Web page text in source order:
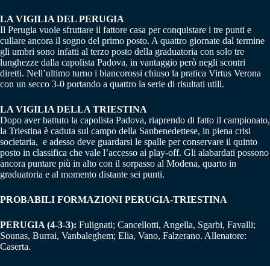
LA VIGILIA DEL PERUGIA
Il Perugia vuole sfruttare il fattore casa per conquistare i tre punti e
cullare ancora il sogno del primo posto. A quattro giornate dal termine
gli umbri sono infatti al terzo posto della graduatoria con solo tre
lunghezze dalla capolista Padova, in vantaggio però negli scontri
diretti. Nell’ultimo turno i biancorossi chiuso la pratica Virtus Verona
con un secco 3-0 portando a quattro la serie di risultati utili.
LA VIGILIA DELLA TRIESTINA
Dopo aver battuto la capolista Padova, riaprendo di fatto il campionato,
la Triestina è caduta sul campo della Sanbenedettese, in piena crisi
societaria, e adesso deve guardarsi le spalle per conservare il quinto
posto in classifica che vale l’accesso ai play-off. Gli alabardati possono
ancora puntare più in alto con il sorpasso al Modena, quarto in
graduatoria e al momento distante sei punti.
PROBABILI FORMAZIONI PERUGIA-TRIESTINA
PERUGIA (4-3-3): Fulignati; Cancellotti, Angella, Sgarbi, Favalli;
Sounas, Burrai, Vanbaleghem; Elia, Vano, Falzerano. Allenatore:
Caserta.